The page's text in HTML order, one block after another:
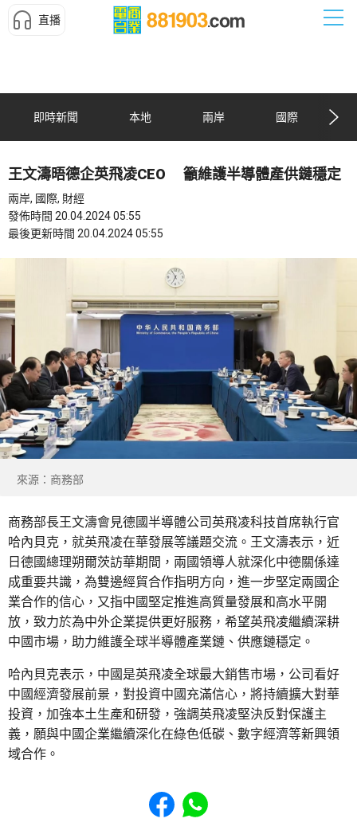
直播
即時新聞 本地 兩岸 國際
王文濤晤德企英飛凌CEO 籲維護半導體產供鏈穩定
兩岸, 國際, 財經
發佈時間 20.04.2024 05:55
最後更新時間 20.04.2024 05:55
來源：商務部
商務部長王文濤會見德國半導體公司英飛凌科技首席執行官
哈內貝克，就英飛凌在華發展等議題交流。王文濤表示，近
日德國總理朔爾茨訪華期間，兩國領導人就深化中德關係達
成重要共識，為雙邊經貿合作指明方向，進一步堅定兩國企
業合作的信心，又指中國堅定推進高質量發展和高水平開
放，致力於為中外企業提供更好服務，希望英飛凌繼續深耕
中國市場，助力維護全球半導體產業鏈、供應鏈穩定。
哈內貝克表示，中國是英飛凌全球最大銷售市場，公司看好
中國經濟發展前景，對投資中國充滿信心，將持續擴大對華
投資，加強本土生產和研發，強調英飛凌堅決反對保護主
義，願與中國企業繼續深化在綠色低碳、數字經濟等新興領
域合作。
Share to Facebook
Share to WhatsApp